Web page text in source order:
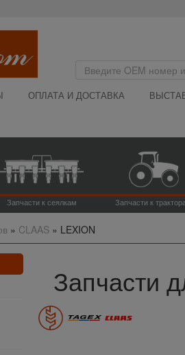
ОПЛАТА И ДОСТАВКА
Запчасти к сеялкам Запчасти к
» CLAAS» LEXION
Запчасти